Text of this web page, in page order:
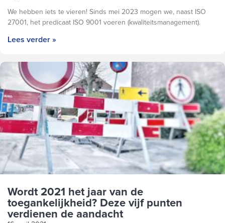
We hebben iets te vieren! Sinds mei 2023 mogen we, naast ISO
27001, het predicaat ISO 9001 voeren (kwaliteitsmanagement).
Lees verder »
Wordt 2021 het jaar van de
toegankelijkheid? Deze vijf punten
verdienen de aandacht